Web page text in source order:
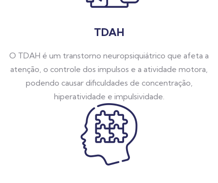
TDAH
O TDAH é um transtorno neuropsiquiátrico que afeta a
atenção, o controle dos impulsos e a atividade motora,
podendo causar dificuldades de concentração,
hiperatividade e impulsividade.